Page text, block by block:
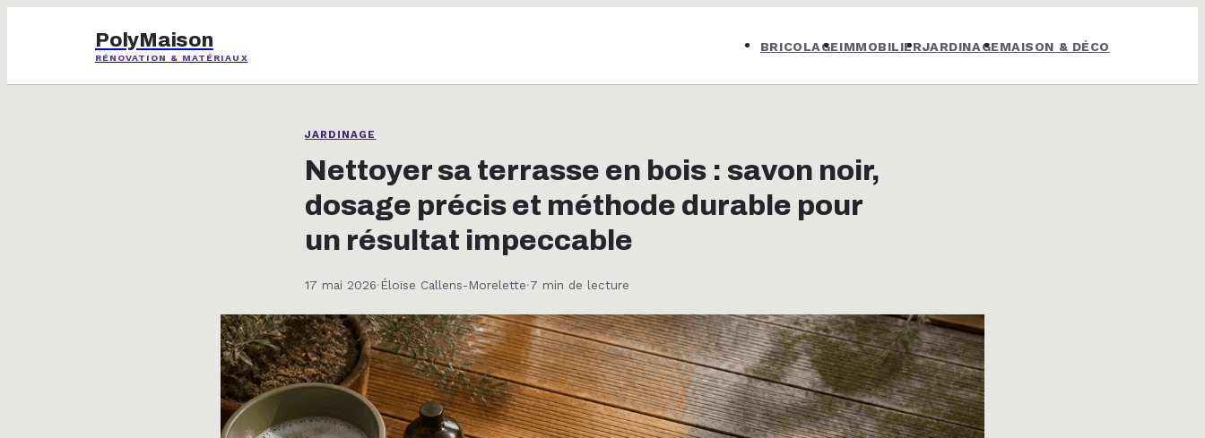
PolyMaison
RÉNOVATION & MATÉRIAUX
BRICOLAGEIMMOBILIERJARDINAGEMAISON & DÉCO
JARDINAGE
Nettoyer sa terrasse en bois : savon noir,
dosage précis et méthode durable pour
un résultat impeccable
17 mai 2026·Éloïse Callens-Morelette·7 min de lecture